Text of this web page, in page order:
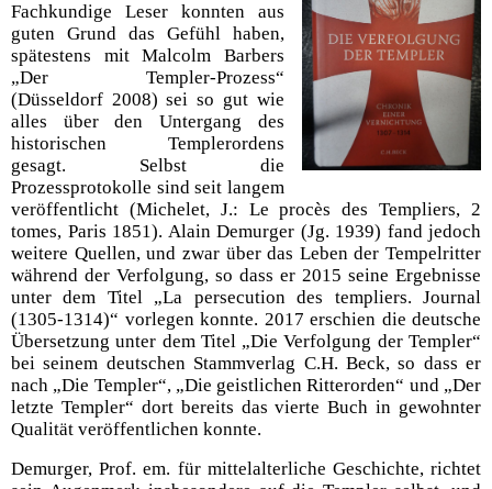
Fachkundige Leser konnten aus
guten Grund das Gefühl haben,
spätestens mit Malcolm Barbers
„Der Templer-Prozess“
(Düsseldorf 2008) sei so gut wie
alles über den Untergang des
historischen Templerordens
gesagt. Selbst die
Prozessprotokolle sind seit langem
veröffentlicht (Michelet, J.: Le procès des Templiers, 2
tomes, Paris 1851). Alain Demurger (Jg. 1939) fand jedoch
weitere Quellen, und zwar über das Leben der Tempelritter
während der Verfolgung, so dass er 2015 seine Ergebnisse
unter dem Titel „La persecution des templiers. Journal
(1305-1314)“ vorlegen konnte. 2017 erschien die deutsche
Übersetzung unter dem Titel „Die Verfolgung der Templer“
bei seinem deutschen Stammverlag C.H. Beck, so dass er
nach „Die Templer“, „Die geistlichen Ritterorden“ und „Der
letzte Templer“ dort bereits das vierte Buch in gewohnter
Qualität veröffentlichen konnte.
Demurger, Prof. em. für mittelalterliche Geschichte, richtet